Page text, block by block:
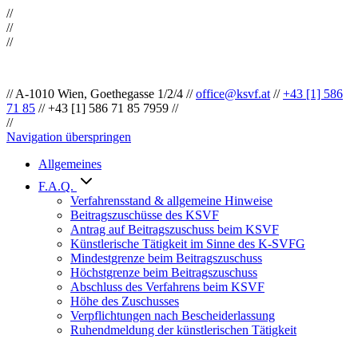
//
//
//
//A-1010 Wien, Goethegasse 1/2/4 //office@ksvf.at //+43 [1] 586
71 85 //+43 [1] 586 71 85 7959 //
//
Navigation überspringen
Allgemeines
F.A.Q.
Verfahrensstand & allgemeine Hinweise
Beitragszuschüsse des KSVF
Antrag auf Beitragszuschuss beim KSVF
Künstlerische Tätigkeit im Sinne des K-SVFG
Mindestgrenze beim Beitragszuschuss
Höchstgrenze beim Beitragszuschuss
Abschluss des Verfahrens beim KSVF
Höhe des Zuschusses
Verpflichtungen nach Bescheiderlassung
Ruhendmeldung der künstlerischen Tätigkeit